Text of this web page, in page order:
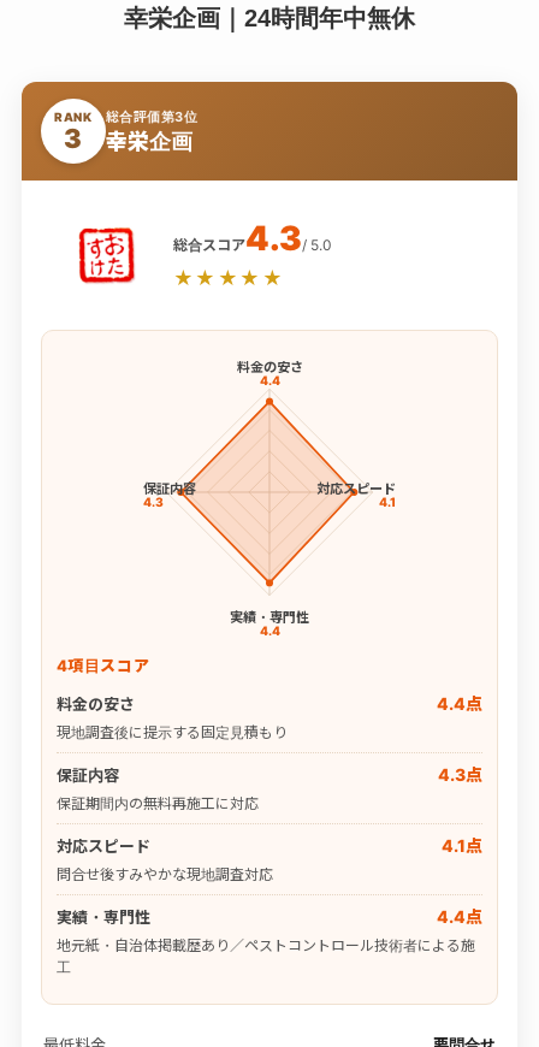
幸栄企画｜24時間年中無休
RANK
3
総合評価第3位
幸栄企画
総合スコア4.3/ 5.0
★★★★★
料金の安さ
4.4
対応スピード
4.1
実績・専門性
4.4
保証内容
4.3
4項目スコア
料金の安さ
4.4点
現地調査後に提示する固定見積もり
保証内容 4.3点
保証期間内の無料再施工に対応
対応スピード 4.1点
問合せ後すみやかな現地調査対応
実績・専門性 4.4点
地元紙・自治体掲載歴あり／ペストコントロール技術者による施
工